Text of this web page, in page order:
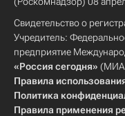
Свидетельство о
Учредитель:
предприятие
«Россия сегодня» (МИА
Правила
Политика
Правила применения